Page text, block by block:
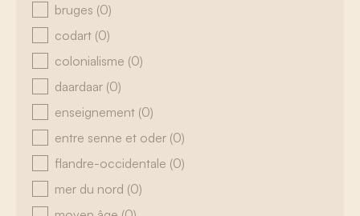
bruges (0)
codart (0)
colonialisme (0)
daardaar (0)
enseignement (0)
entre senne et oder (0)
flandre-occidentale (0)
mer du nord (0)